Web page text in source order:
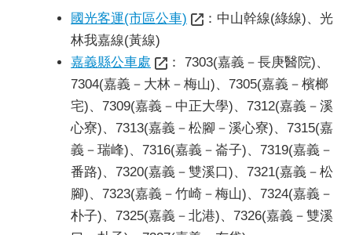
國光客運(市區公車)
：中山幹線(綠線)、光
林我嘉線(黃線)
嘉義縣公車處
： 7303(嘉義－長庚醫院)、
7304(嘉義－大林－梅山)、7305(嘉義－檳榔
宅)、7309(嘉義－中正大學)、7312(嘉義－溪
心寮)、7313(嘉義－松腳－溪心寮)、7315(嘉
義－瑞峰)、7316(嘉義－崙子)、7319(嘉義－
番路)、7320(嘉義－雙溪口)、7321(嘉義－松
腳)、7323(嘉義－竹崎－梅山)、7324(嘉義－
朴子)、7325(嘉義－北港)、7326(嘉義－雙溪